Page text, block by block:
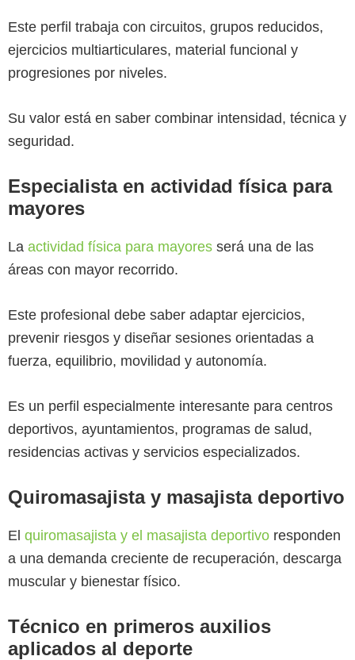
Este perfil trabaja con circuitos, grupos reducidos,
ejercicios multiarticulares, material funcional y
progresiones por niveles.
Su valor está en saber combinar intensidad, técnica y
seguridad.
Especialista en actividad física para
mayores
La actividad física para mayores será una de las
áreas con mayor recorrido.
Este profesional debe saber adaptar ejercicios,
prevenir riesgos y diseñar sesiones orientadas a
fuerza, equilibrio, movilidad y autonomía.
Es un perfil especialmente interesante para centros
deportivos, ayuntamientos, programas de salud,
residencias activas y servicios especializados.
Quiromasajista y masajista deportivo
El quiromasajista y el masajista deportivo responden
a una demanda creciente de recuperación, descarga
muscular y bienestar físico.
Técnico en primeros auxilios
aplicados al deporte